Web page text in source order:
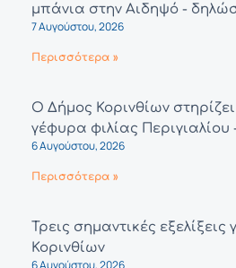
μπάνια στην Αιδηψό -
7 Αυγούστου, 2026
Περισσότερα »
Ο Δήμος Κορινθίων στηρίζει
γέφυρα φιλίας Περιγιαλίου
6 Αυγούστου, 2026
Περισσότερα »
Τρεις σημαντικές εξελίξεις
Κορινθίων
6 Αυγούστου, 2026